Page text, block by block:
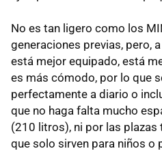
No es tan ligero como los
generaciones previas, pero,
está mejor equipado, está
es más cómodo, por lo que
perfectamente a diario o
que no haga falta mucho
(210 litros), ni por las
que solo sirven para niños o